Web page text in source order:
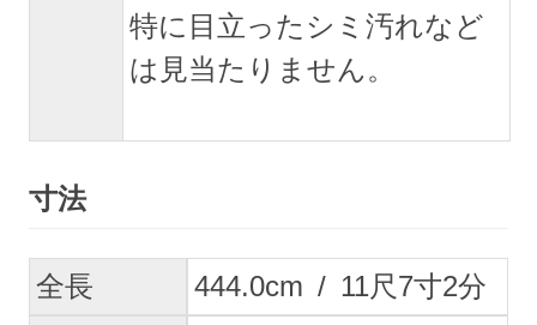
特に目立ったシミ汚れなど
は見当たりません。
寸法
全長 444.0cm / 11尺7寸2分